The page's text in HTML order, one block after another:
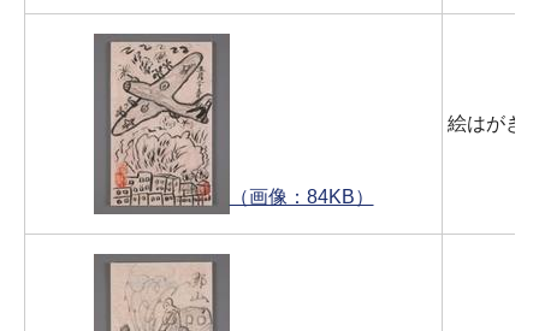
（画像：84KB）
絵はがき